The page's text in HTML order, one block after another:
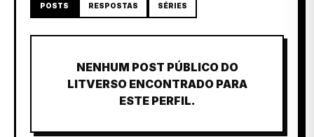
POSTS RESPOSTAS SÉRIES
NENHUM POST PÚBLICO DO
LITVERSO ENCONTRADO PARA
ESTE PERFIL.